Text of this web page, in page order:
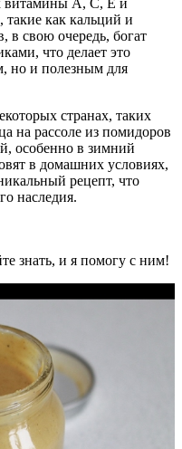
витамины A, C, E и
как кальций и
в свою очередь, богат
что делает это
но и полезным для
странах, таких
на рассоле из помидоров
особенно в зимний
в домашних условиях,
рецепт, что
наследия.
знать, и я помогу с ним!